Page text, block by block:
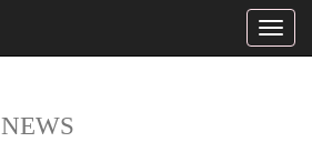
Toggle
NEWS